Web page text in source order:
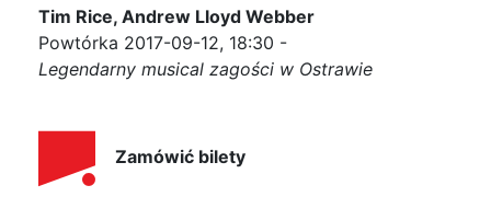
Tim Rice, Andrew Lloyd Webber
Powtórka 2017-09-12, 18:30 -
Legendarny musical zagości w Ostrawie
Zamówić bilety